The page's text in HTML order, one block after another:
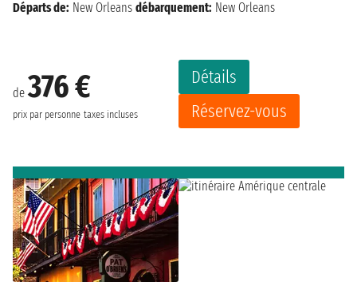
de376 €
prix par personne taxes incluses
Détails
Réservez-vous
Départs de: New Orleans débarquement: New Orleans